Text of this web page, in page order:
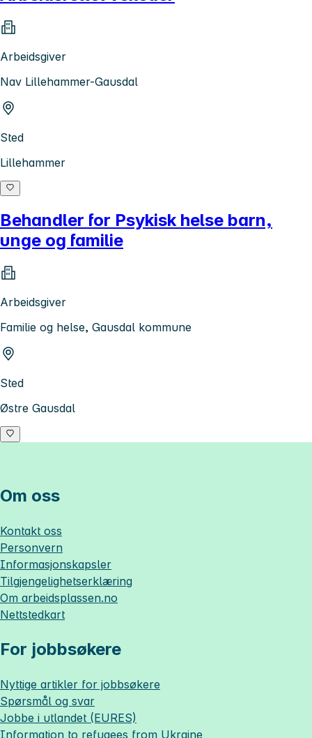
Arbeidsgiver
Nav Lillehammer-Gausdal
Sted
Lillehammer
Behandler for Psykisk helse barn,
unge og familie
Arbeidsgiver
Familie og helse, Gausdal kommune
Sted
Østre Gausdal
Om oss
Kontakt oss
Personvern
Informasjonskapsler
Tilgjengelighetserklæring
Om arbeidsplassen.no
Nettstedkart
For jobbsøkere
Nyttige artikler for jobbsøkere
Spørsmål og svar
Jobbe i utlandet (EURES)
Information to refugees from Ukraine